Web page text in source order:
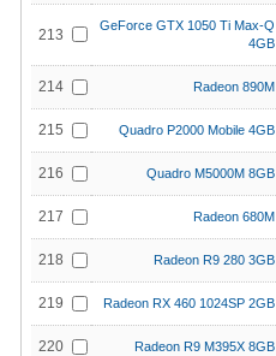
213
GeForce GTX 1050 Ti Max-Q
4GB
214 Radeon 890M
215 Quadro P2000 Mobile 4GB
216 Quadro M5000M 8GB
217 Radeon 680M
218 Radeon R9 280 3GB
219 Radeon RX 460 1024SP 2GB
220 Radeon R9 M395X 8GB